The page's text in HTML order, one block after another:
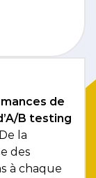
de
B testing
De la
des
à chaque